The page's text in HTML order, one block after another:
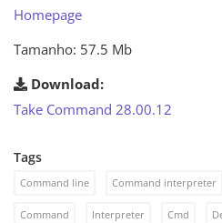
Homepage
Tamanho: 57.5 Mb
Download:
Take Command 28.00.12
Tags
Command line Command interpreter
Command Interpreter Cmd